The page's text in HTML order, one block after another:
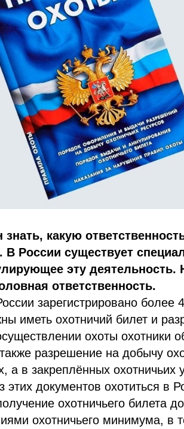
какую
России существует
эту деятельность.
ответственность.
зарегистрировано более
иметь охотничий билет и
охоты охотники
разрешение на добычу
а в закреплённых охотничьих
этих документов охотиться в
охотничьего билета
охотничьего минимума, в